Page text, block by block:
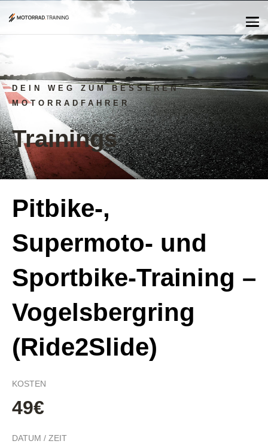
DEIN WEG ZUM BESSEREN
MOTORRADFAHRER
Trainings
Pitbike-,
Supermoto- und
Sportbike-Training –
Vogelsbergring
(Ride2Slide)
KOSTEN
49€
DATUM / ZEIT